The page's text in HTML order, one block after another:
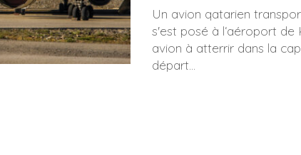
Un avion qatarien
s'est posé à l‘aéroport de
avion à atterrir dans la
départ...